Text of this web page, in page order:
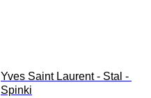
Yves Saint Laurent - Stal -
Spinki